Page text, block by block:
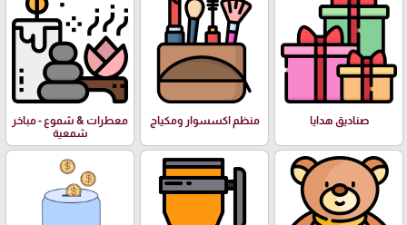
صناديق هدايا منظم اكسسوار ومكياج
معطرات & شموع - مباخر
شمعية